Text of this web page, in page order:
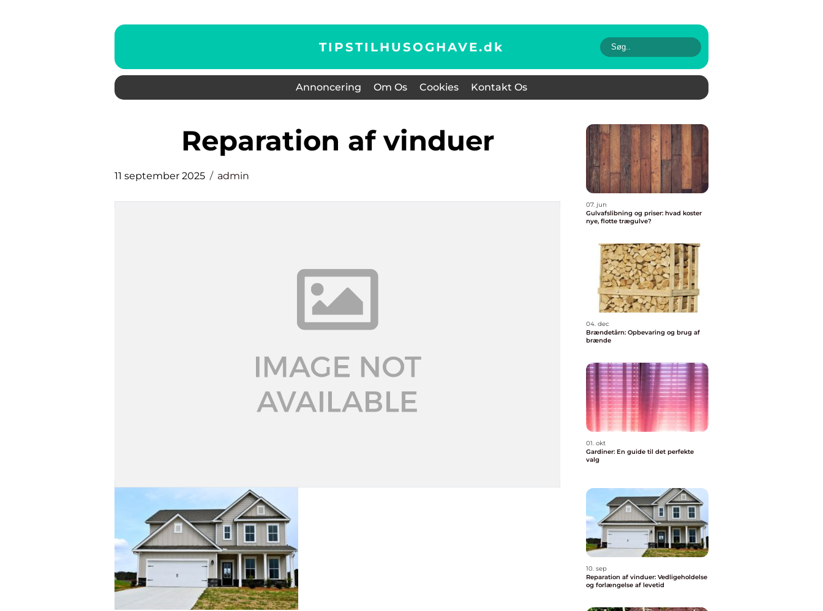
TIPSTILHUSOGHAVE.dk
Annoncering Om Os Cookies Kontakt Os
reparation af vinduer
11 september 2025 admin
07. jun
Gulvafslibning og priser: hvad koster
nye, flotte trægulve?
04. dec
Brændetårn: Opbevaring og brug af
brænde
01. okt
Gardiner: En guide til det perfekte
valg
10. sep
Reparation af vinduer: Vedligeholdelse
og forlængelse af levetid